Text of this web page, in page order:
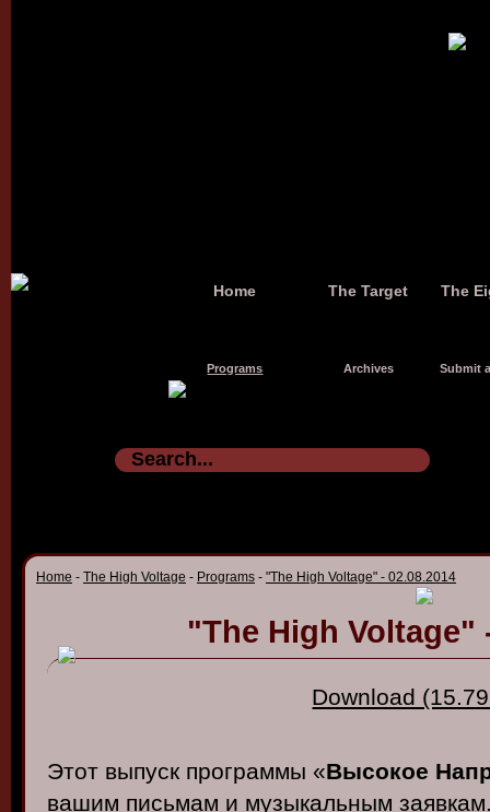
Home The Target The
Programs Archives Submit
Home - The High Voltage - Programs - "The High Voltage" - 02.08.2014
"The High Voltage"
Download
Этот выпуск программы «Высокое
вашим письмам и музыкальным